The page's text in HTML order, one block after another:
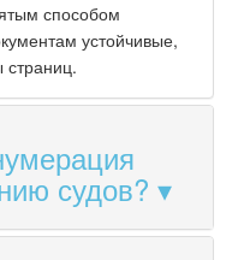
способом
устойчивые,
судов?